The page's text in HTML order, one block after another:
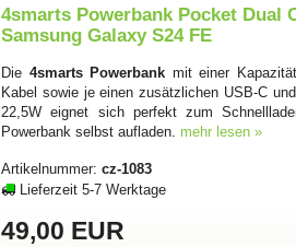
4smarts Powerbank Pocket Dual
Samsung Galaxy S24 FE
Die 4smarts Powerbank mit einer
Kabel sowie je einen zusätzlichen USB-C
22,5W eignet sich perfekt zum
Powerbank selbst aufladen. mehr lesen »
Artikelnummer:cz-1083
Lieferzeit 5-7 Werktage
49,00 EUR